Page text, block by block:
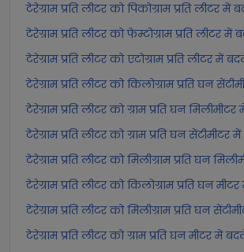
टेरेग्राम प्रति लीटर को पिकोग्राम प्रति लीटर में
टेरेग्राम प्रति लीटर को फेम्टोग्राम प्रति लीटर में
टेरेग्राम प्रति लीटर को एटोग्राम प्रति लीटर में
टेरेग्राम प्रति लीटर को किलोग्राम प्रति घन
टेरेग्राम प्रति लीटर को ग्राम प्रति घन
टेरेग्राम प्रति लीटर को ग्राम प्रति घन सेंटीमीटर
टेरेग्राम प्रति लीटर को मिलीग्राम प्रति घन
टेरेग्राम प्रति लीटर को किलोग्राम प्रति घन
टेरेग्राम प्रति लीटर को मिलीग्राम प्रति घन
टेरेग्राम प्रति लीटर को ग्राम प्रति घन मीटर में